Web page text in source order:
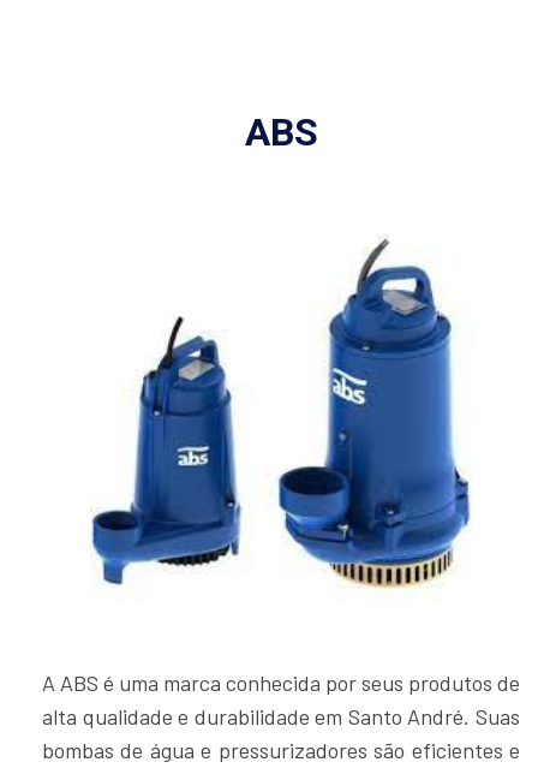
ABS
A ABS é uma marca conhecida por seus produtos de
alta qualidade e durabilidade em Santo André. Suas
bombas de água e pressurizadores são eficientes e